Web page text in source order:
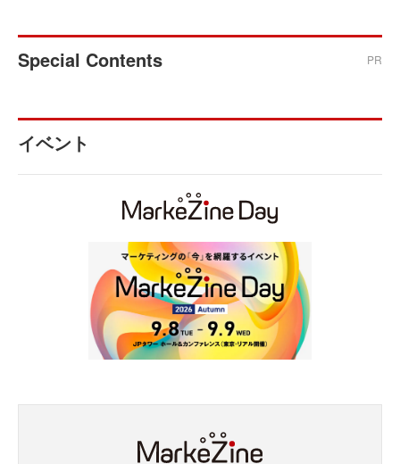
Special Contents PR
イベント